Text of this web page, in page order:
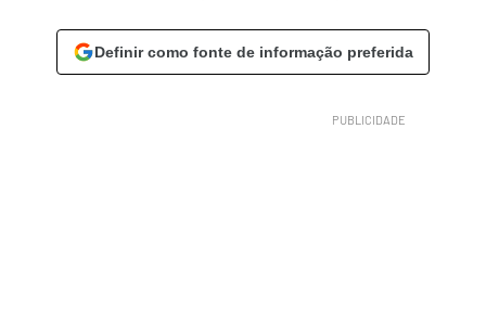
Definir como fonte de informação preferida